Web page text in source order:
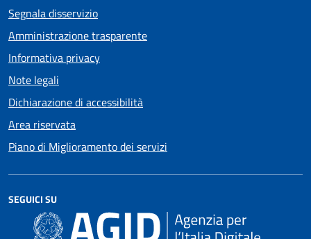
Segnala disservizio
Amministrazione trasparente
Informativa privacy
Note legali
Dichiarazione di accessibilità
Area riservata
Piano di Miglioramento dei servizi
SEGUICI SU